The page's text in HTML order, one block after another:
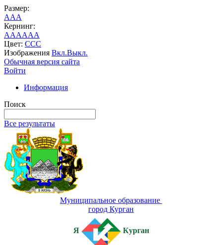
Размер:
AAA
Кернинг:
AAAAAA
Цвет: CCC
Изображения Вкл.Выкл.
Обычная версия сайта
Войти
Информация
Поиск
Все результаты
Муниципальное образование
город Курган
Я Курган